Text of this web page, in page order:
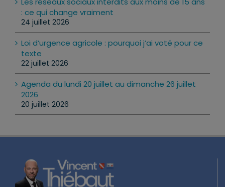
: ce qui change vraiment
24 juillet 2026
Loi d’urgence agricole : pourquoi j’ai voté pour ce
texte
22 juillet 2026
Agenda du lundi 20 juillet au dimanche 26 juillet
2026
20 juillet 2026